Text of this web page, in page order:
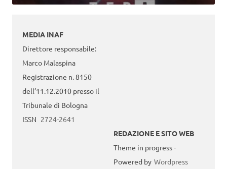
MEDIA INAF
Direttore responsabile:
Marco Malaspina
Registrazione n. 8150
dell’11.12.2010 presso il
Tribunale di Bologna
ISSN 2724-2641
REDAZIONE E SITO WEB
Theme in progress -
Powered by Wordpress